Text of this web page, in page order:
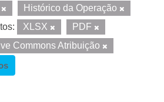
Histórico da Operação
XLSX
PDF
Commons Atribuição